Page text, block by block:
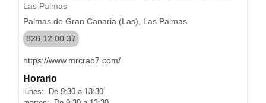
Las Palmas
Palmas de Gran Canaria (Las), Las Palmas
828 12 00 37
https://www.mrcrab7.com/
Horario
lunes: De 9:30 a 13:30